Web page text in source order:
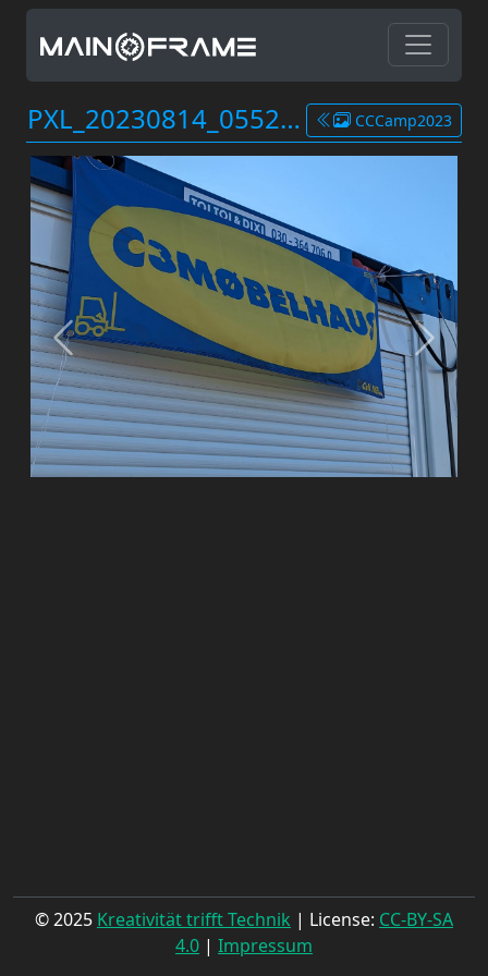
PXL_20230814_055235233.MP.jpg CCCamp2023
© 2025 Kreativität trifft Technik | License: CC-BY-SA
4.0 | Impressum